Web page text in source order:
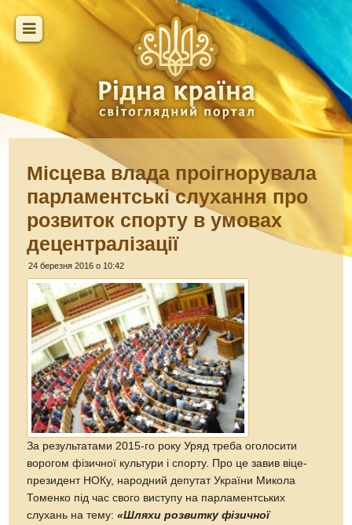
Місцева влада проігнорувала
парламентські слухання про
розвиток спорту в умовах
децентралізації
24 березня 2016 о 10:42
За результатами 2015-го року Уряд треба оголосити
ворогом фізичної культури і спорту. Про це завив віце-
президент НОКу, народний депутат України Микола
Томенко під час свого виступу на парламентських
слухань на тему:«Шляхи розвитку фізичної